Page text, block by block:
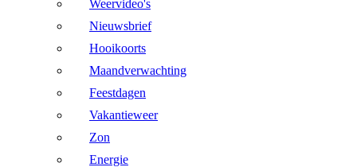
Weervideo's
Nieuwsbrief
Hooikoorts
Maandverwachting
Feestdagen
Vakantieweer
Zon
Energie